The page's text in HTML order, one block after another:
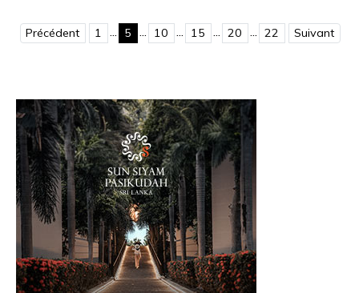
Précédent 1 ... 5 ... 10 ... 15 ... 20 ... 22 Suivant